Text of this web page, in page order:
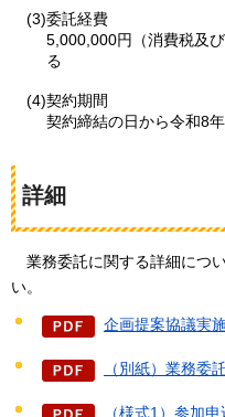
(3)委託経費
5,000,000円（消費税及
る
(4)契約期間
契約締結の日から令和8
詳細
業務委託に関する詳細につ
い。
企画提案協議実
（別紙）業務委
（様式1）参加